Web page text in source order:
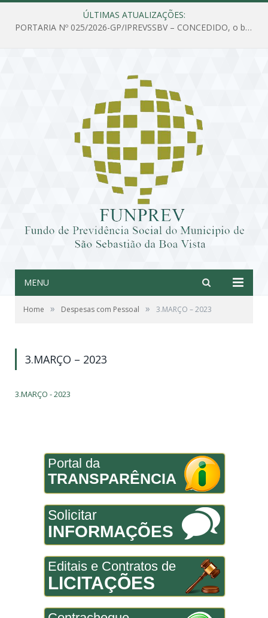
ÚLTIMAS ATUALIZAÇÕES:
PORTARIA Nº 025/2026-GP/IPREVSSBV – CONCEDIDO, o benefício de PENSÃO a MARIA ESTELA DOS SANTOS SOUZA
MENU
Home » Despesas com Pessoal » 3.MARÇO – 2023
3.MARÇO – 2023
3.MARÇO - 2023
Portal da
TRANSPARÊNCIA
Solicitar
INFORMAÇÕES
Editais e Contratos de
LICITAÇÕES